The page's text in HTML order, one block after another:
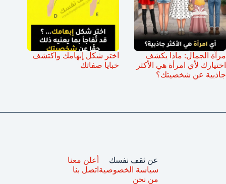
مرآة الجمال: ماذا يكشف
اختيارك لأي امرأة هي الأكثر
جاذبية عن شخصيتك؟
اختر شكل إبهامك واكتشف
خبايا صفاتك
عن ثقف نفسك
سياسة الخصوصية
من نحن
أعلن معنا
اتصل بنا